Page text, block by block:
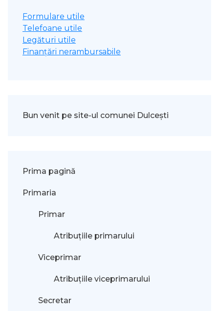
Formulare utile
Telefoane utile
Legături utile
Finanțări nerambursabile
Bun venit pe site-ul comunei Dulcești
Prima pagină
Primaria
Primar
Atribuțiile primarului
Viceprimar
Atribuțiile viceprimarului
Secretar